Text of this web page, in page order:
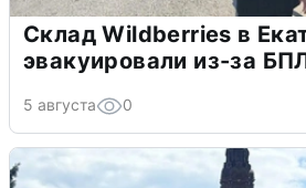
Склад Wildberries в
эвакуировали из-за
5 августа 0